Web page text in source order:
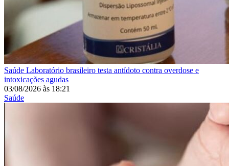
Saúde Laboratório brasileiro testa antídoto contra overdose e
intoxicações agudas
03/08/2026 às 18:21
Saúde